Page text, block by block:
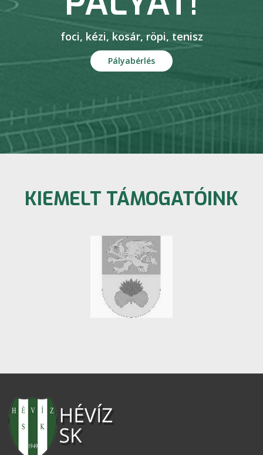
foci, kézi, kosár, röpi, tenisz
Pályabérlés
KIEMELT TÁMOGATÓINK